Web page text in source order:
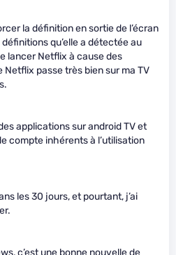
la définition en sortie de l’écran
qu’elle a détectée au
lancer Netflix à cause des
Netflix passe très bien sur ma TV
applications sur android TV et
compte inhérents à l’utilisation
les 30 jours, et pourtant, j’ai